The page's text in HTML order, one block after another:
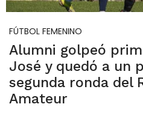
FÚTBOL FEMENINO
Alumni golpeó
José y quedó a un
segunda ronda del
Amateur